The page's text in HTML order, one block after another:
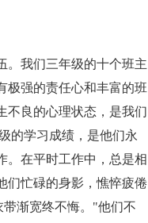
。我们三年级的十个班主
极强的责任心和丰富的班
不良的心理状态，是我们
的学习成绩，是他们永
。在平时工作中，总是相
们忙碌的身影，憔悴疲倦
渐宽终不悔。"他们不